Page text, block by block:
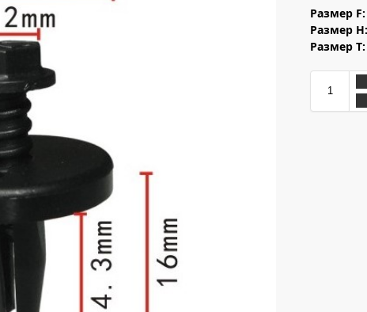
Размер F:
Размер H:
Размер T: